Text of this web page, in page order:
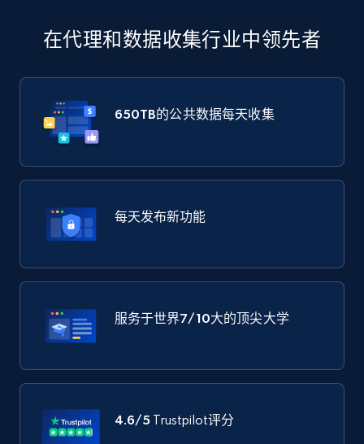
在代理和数据收集行业中领先者
650TB的公共数据每天收集
每天发布新功能
服务于世界7/10大的顶尖大学
4.6/5 Trustpilot评分